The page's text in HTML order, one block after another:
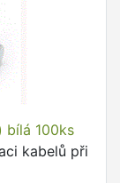
bílá 100ks
kabelů při